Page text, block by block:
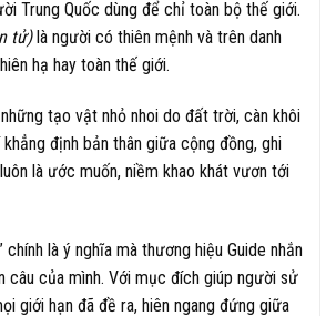
Trung Quốc dùng để chỉ toàn bộ thế giới.
tử)là người có thiên mệnh và trên danh
hạ hay toàn thế giới.
tạo vật nhỏ nhoi do đất trời, càn khôi
định bản thân giữa cộng đồng, ghi
là ước muốn, niềm khao khát vươn tới
chính là ý nghĩa mà thương hiệu Guide nhắn
câu của mình. Với mục đích giúp người sử
giới hạn đã đề ra, hiên ngang đứng giữa